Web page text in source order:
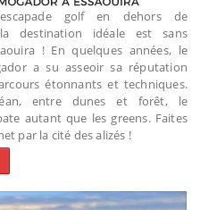
golf en dehors de
destination idéale est sans
! En quelques années, le
a su asseoir sa réputation
étonnants et techniques.
entre dunes et forêt, le
autant que les greens. Faites
par la cité des alizés !